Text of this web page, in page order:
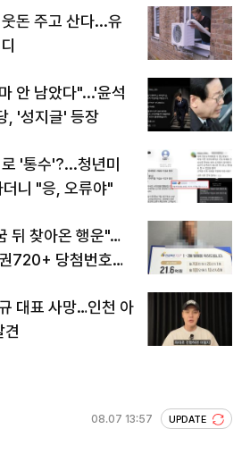
돈 주고 산다...유
안 남았다"...'윤석
, '성지글' 등장
'통수'?...청년미
니 "응, 오류야"
뒤 찾아온 행운"…
720+ 당첨번호조
대표 사망…인천 아
견
08.07 13:57 UPDATE